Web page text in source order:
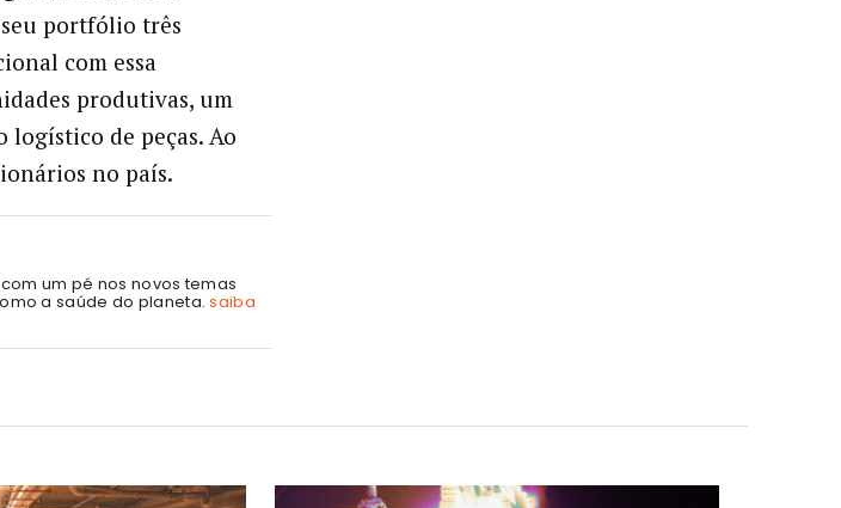
portfólio três
com essa
produtivas, um
de peças. Ao
no país.
um pé nos novos temas
a saúde do planeta.saiba